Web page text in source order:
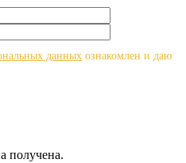
данных ознакомлен и даю
получена.